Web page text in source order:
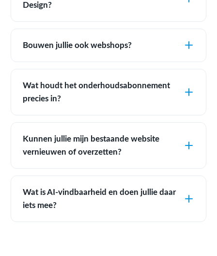
Design?
Bouwen jullie ook webshops?
Wat houdt het onderhoudsabonnement
precies in?
Kunnen jullie mijn bestaande website
vernieuwen of overzetten?
Wat is AI-vindbaarheid en doen jullie daar
iets mee?